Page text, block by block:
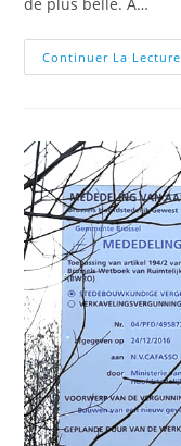
Continuer La Lecture